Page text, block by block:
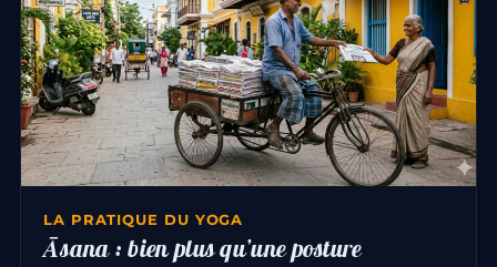
LA PRATIQUE DU YOGA
Āsana : bien plus qu’une posture